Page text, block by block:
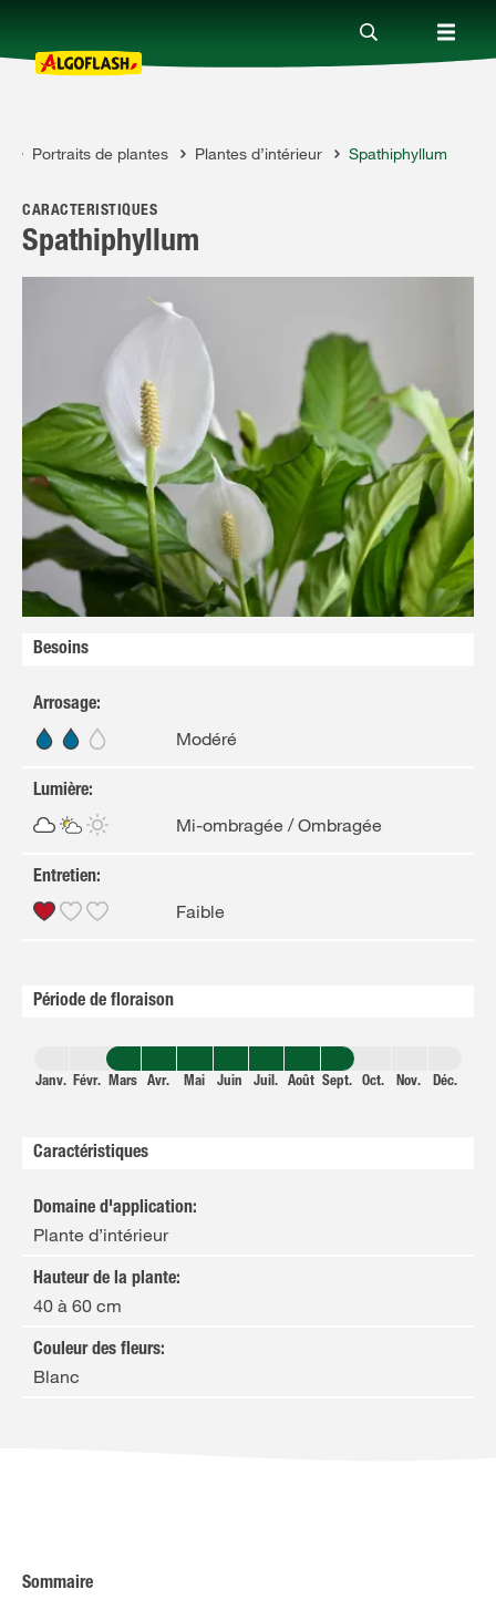
Nos produits
Conseils
Promotions
Portraits de plantes Plantes d’intérieur Spathiphyllum
CARACTÉRISTIQUES
Spathiphyllum
Besoins
Arrosage:
Modéré
Lumière:
Mi-ombragée / Ombragée
Entretien:
Faible
Période de floraison
Janv. Févr. Mars Avr. Mai Juin Juil. Août Sept. Oct. Nov. Déc.
Caractéristiques
Domaine d'application:
Plante d’intérieur
Hauteur de la plante:
40 à 60 cm
Couleur des fleurs:
Blanc
Sommaire